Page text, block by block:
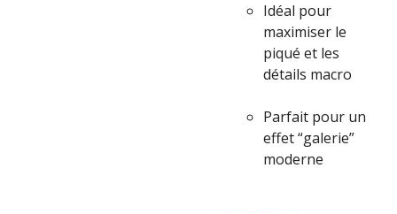
Idéal pour
maximiser le
piqué et les
détails macro
Parfait pour un
effet “galerie”
moderne